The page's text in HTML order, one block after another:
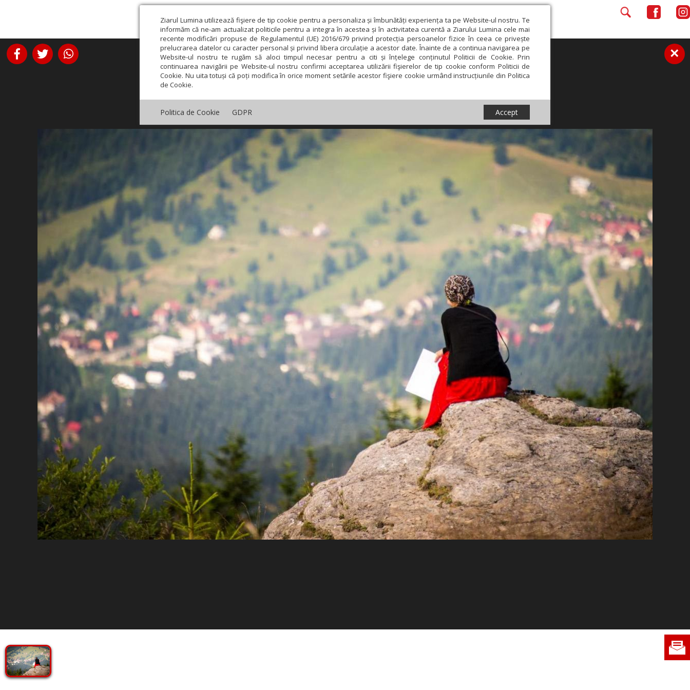
Ziarul Lumina utilizează fişiere de tip cookie pentru a personaliza și îmbunătăți experiența ta pe Website-ul nostru. Te
informăm că ne-am actualizat politicile pentru a integra în acestea și în activitatea curentă a Ziarului Lumina cele mai
recente modificări propuse de Regulamentul (UE) 2016/679 privind protecția persoanelor fizice în ceea ce privește
prelucrarea datelor cu caracter personal și privind libera circulație a acestor date. Înainte de a continua navigarea pe
Website-ul nostru te rugăm să aloci timpul necesar pentru a citi și înțelege conținutul Politicii de Cookie. Prin
continuarea navigării pe Website-ul nostru confirmi acceptarea utilizării fişierelor de tip cookie conform Politicii de
Cookie. Nu uita totuși că poți modifica în orice moment setările acestor fişiere cookie urmând instrucțiunile din Politica
de Cookie.
Politica de Cookie GDPR Accept
×